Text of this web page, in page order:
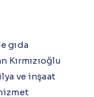
gıda
ve inşaat